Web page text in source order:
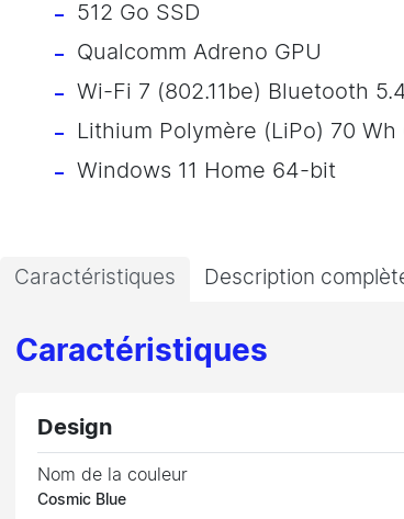
512 Go SSD
Qualcomm Adreno GPU
Wi-Fi 7 (802.11be) Bluetooth
Lithium Polymère (LiPo) 70 Wh
Windows 11 Home 64-bit
Caractéristiques Description
Caractéristiques
Design
Nom de la couleur
Cosmic Blue